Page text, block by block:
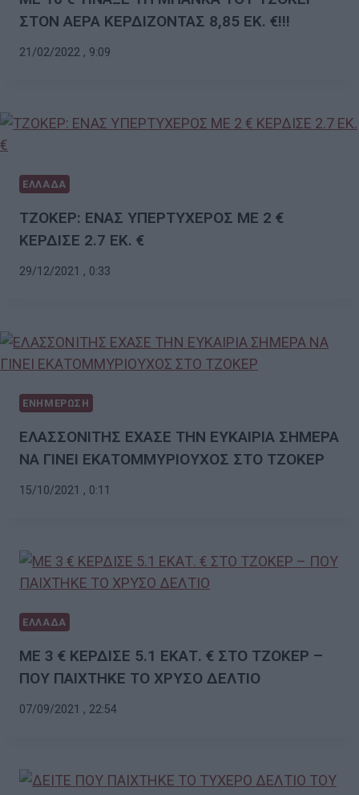
ΣΤΟΝ ΑΕΡΑ ΚΕΡΔΙΖΟΝΤΑΣ 8,85 ΕΚ. €!!!
21/02/2022 , 9:09
ΕΛΛΑΔΑ
ΤΖΟΚΕΡ: ΕΝΑΣ ΥΠΕΡΤΥΧΕΡΟΣ ΜΕ 2 €
ΚΕΡΔΙΣΕ 2.7 ΕΚ. €
29/12/2021 , 0:33
ΕΝΗΜΕΡΩΣΗ
ΕΛΑΣΣΟΝΙΤΗΣ ΕΧΑΣΕ ΤΗΝ ΕΥΚΑΙΡΙΑ ΣΗΜΕΡΑ
ΝΑ ΓΙΝΕΙ ΕΚΑΤΟΜΜΥΡΙΟΥΧΟΣ ΣΤΟ ΤΖΟΚΕΡ
15/10/2021 , 0:11
ΕΛΛΑΔΑ
ME 3 € ΚΕΡΔΙΣΕ 5.1 ΕΚΑΤ. € ΣΤΟ ΤΖΟΚΕΡ –
ΠΟΥ ΠΑΙΧΤΗΚΕ ΤΟ ΧΡΥΣΟ ΔΕΛΤΙΟ
07/09/2021 , 22:54